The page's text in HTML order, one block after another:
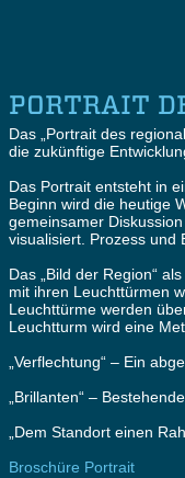
PORTRAIT
Das „Portrait des
die zukünftige
Das Portrait entsteht in
Beginn wird die heutige
gemeinsamer
visualisiert. Prozess und
Das „Bild der Region“
mit ihren Leuchttürmen
Leuchttürme werden
Leuchtturm wird eine
„Verflechtung“ – Ein
„Brillanten“ –
„Dem Standort einen
Broschüre Portrait